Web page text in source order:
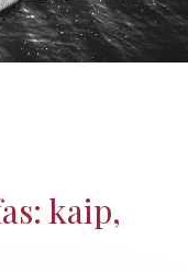
kaip,